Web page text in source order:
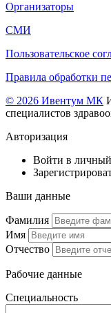
Организаторы
СМИ
Пользовательское
Правила обработки
© 2026 Ивентум МК
специалистов
Авторизация
Войти в
Ваши данные
Фамилия
Имя
Отчество
Рабочие данные
Специальность